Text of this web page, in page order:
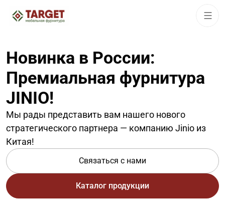
Новинка в России:
Премиальная фурнитура
JINIO!
Мы рады представить вам нашего нового
стратегического партнера — компанию Jinio из
Китая!
Связаться с нами
Каталог продукции